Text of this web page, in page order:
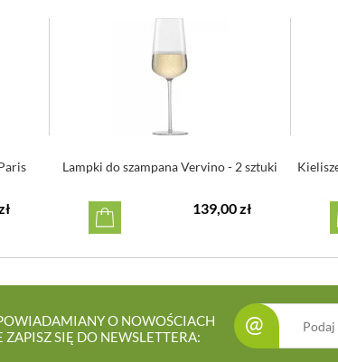
Lampki do szampana Vervino - 2 sztuki
139,00 zł
O NOWOŚCIACH
ZAPISZ SIĘ DO NEWSLETTERA:
@